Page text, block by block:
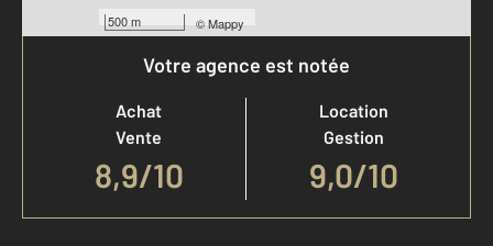
500 m ©Mappy
Votre agence est notée
Achat
Vente
8,9/10
Location
Gestion
9,0/10